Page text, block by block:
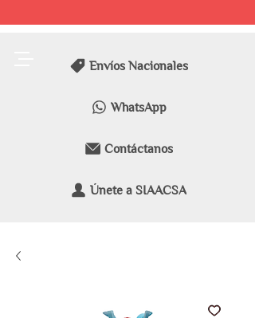
Envíos Nacionales
WhatsApp
Contáctanos
Únete a SIAACSA